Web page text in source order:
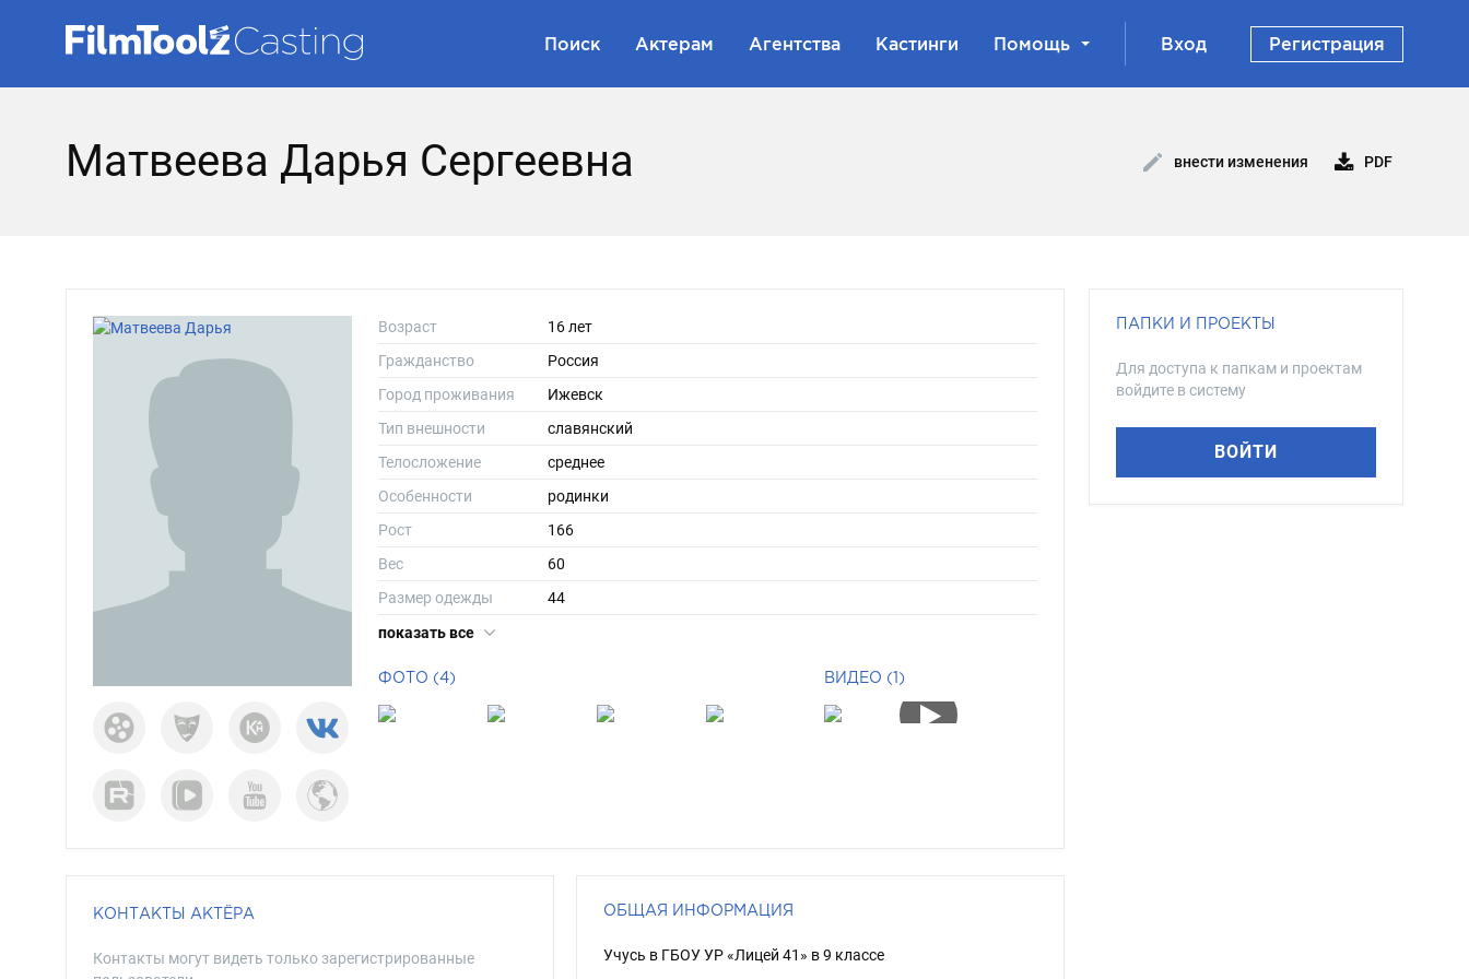
Поиск Актерам Агентства Кастинги Помощь Вход Регистрация
Матвеева Дарья Сергеевна внести изменения PDF
Возраст
16 лет
Гражданство
Россия
Город проживания
Ижевск
Тип внешности
славянский
Телосложение
среднее
Особенности
родинки
Рост
166
Вес
60
Размер одежды
44
Размер обуви
показать все
ФОТО (4) ВИДЕО (1)
КОНТАКТЫ АКТЁРА
Контакты могут видеть только зарегистрированные
ОБЩАЯ ИНФОРМАЦИЯ
Учусь в ГБОУ УР «Лицей 41» в 9 классе
ПАПКИ И ПРОЕКТЫ
Для доступа к папкам и проектам
войдите в систему
ВОЙТИ